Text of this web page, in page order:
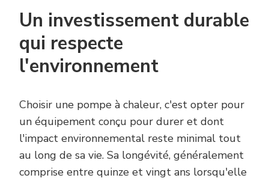
Un investissement durable
qui respecte
l'environnement
Choisir une pompe à chaleur, c'est opter pour
un équipement conçu pour durer et dont
l'impact environnemental reste minimal tout
au long de sa vie. Sa longévité, généralement
comprise entre quinze et vingt ans lorsqu'elle